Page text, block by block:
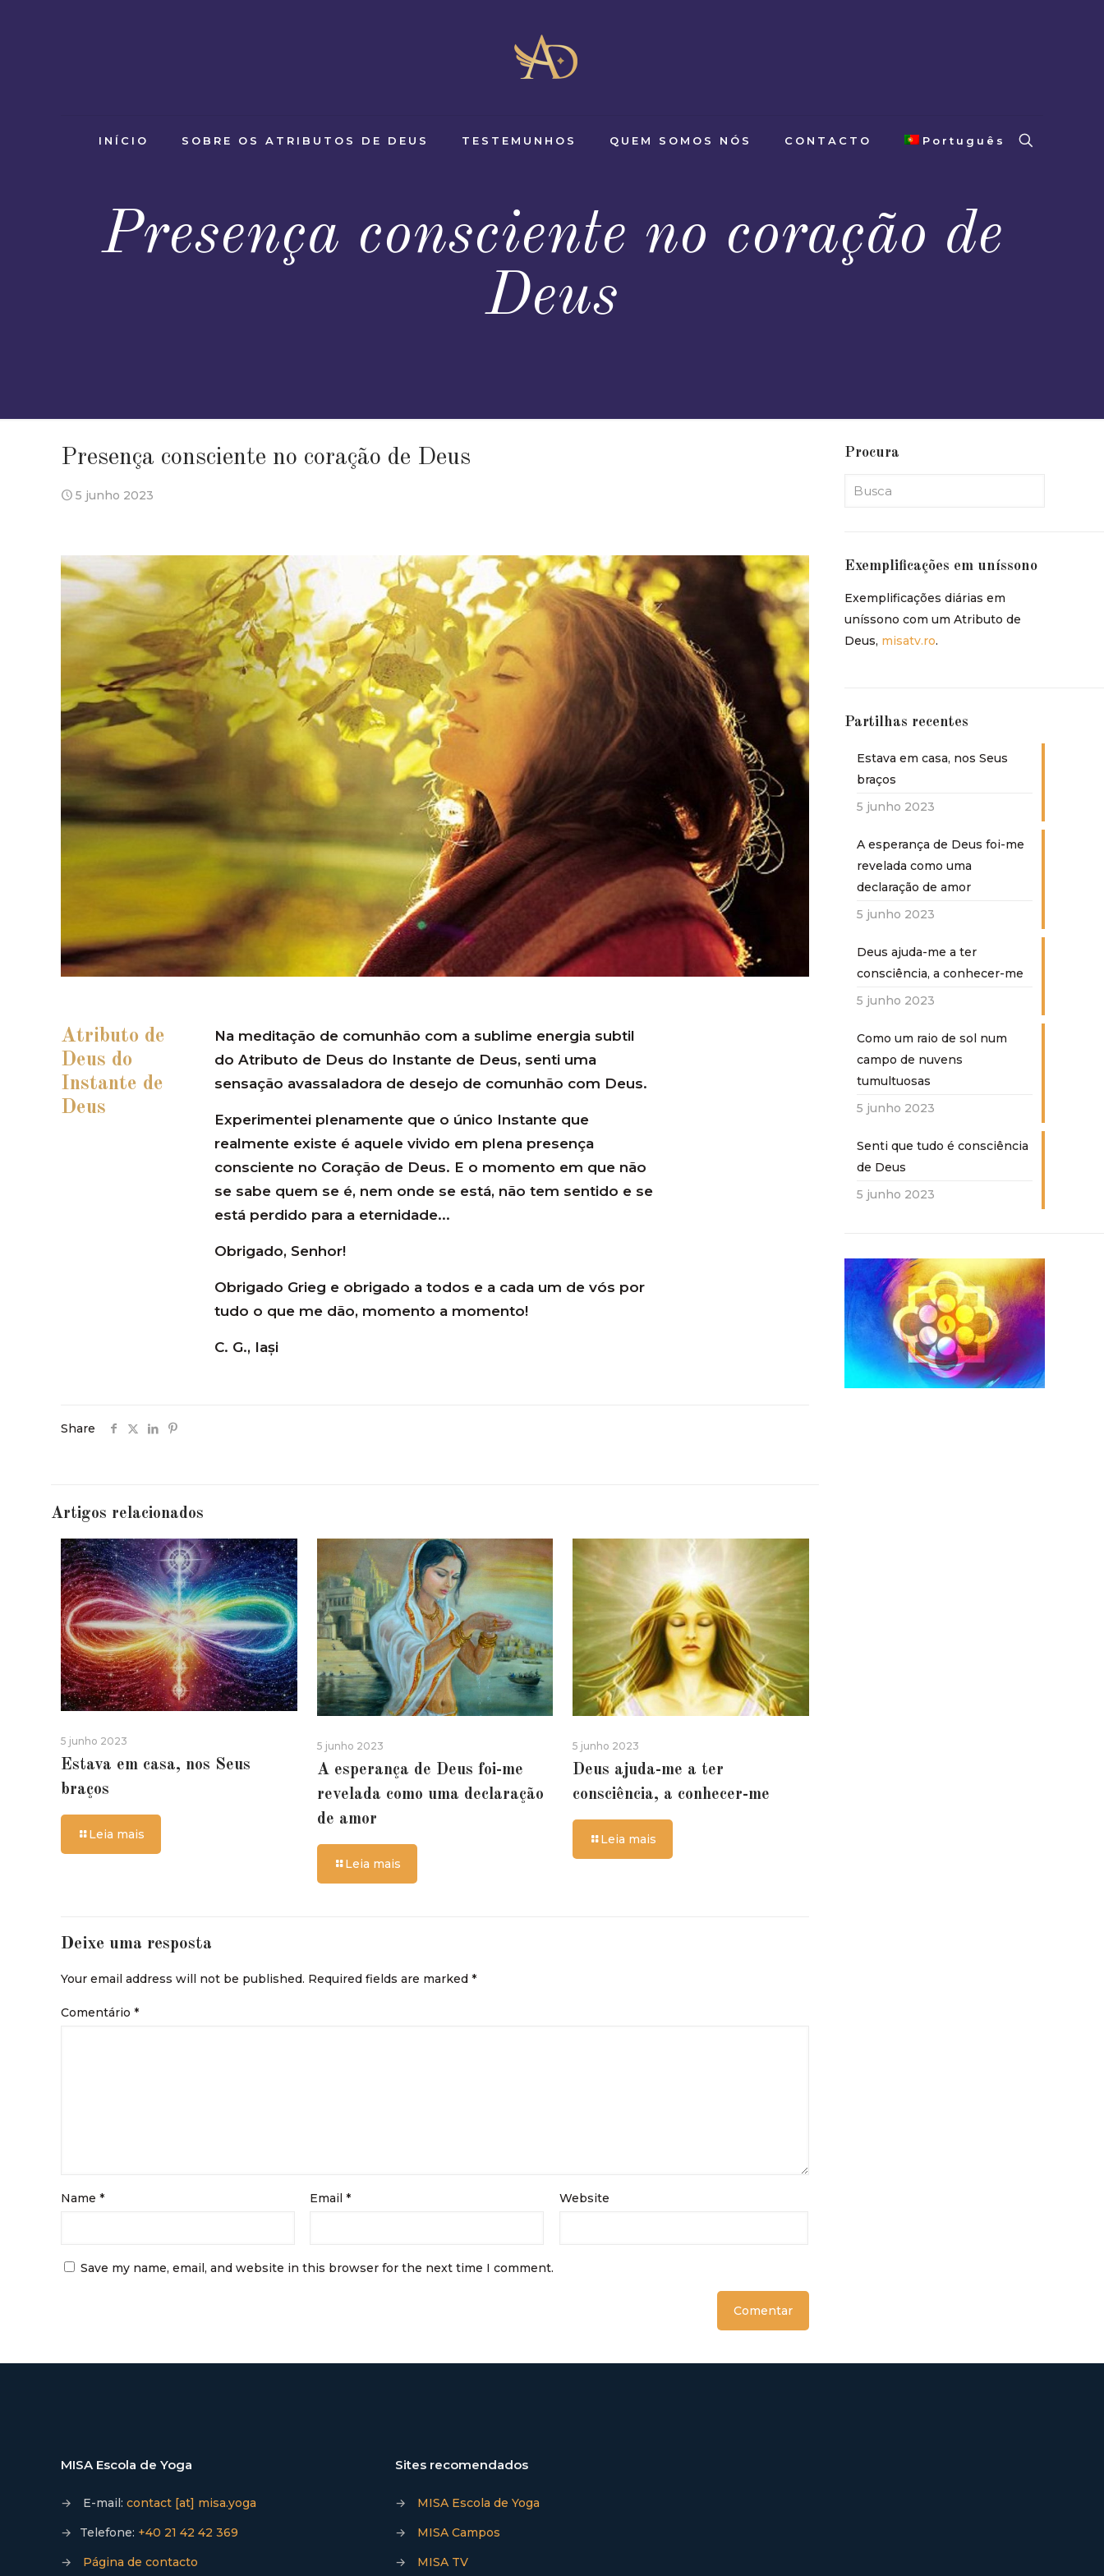
INÍCIO SOBRE OS ATRIBUTOS DE DEUS TESTEMUNHOS QUEM SOMOS NÓS CONTACTO Português
Presença consciente no coração de
Deus
Presença consciente no coração de Deus
5 junho 2023
Atributo de
Deus do
Instante de
Deus
Na meditação de comunhão com a sublime energia subtil
do Atributo de Deus do Instante de Deus, senti uma
sensação avassaladora de desejo de comunhão com Deus.
Experimentei plenamente que o único Instante que
realmente existe é aquele vivido em plena presença
consciente no Coração de Deus. E o momento em que não
se sabe quem se é, nem onde se está, não tem sentido e se
está perdido para a eternidade...
Obrigado, Senhor!
Obrigado Grieg e obrigado a todos e a cada um de vós por
tudo o que me dão, momento a momento!
C. G., Iași
Share
Artigos relacionados
5 junho 2023
Estava em casa, nos Seus
braços
Leia mais
5 junho 2023
A esperança de Deus foi-me
revelada como uma declaração
de amor
Leia mais
5 junho 2023
Deus ajuda-me a ter
consciência, a conhecer-me
Leia mais
Deixe uma resposta
Your email address will not be published. Required fields are marked *
Comentário *
Name * Email* Website
Save my name, email, and website in this browser for the next time I comment.
Procura
Exemplificações em uníssono
Exemplificações diárias em
uníssono com um Atributo de
Deus, misatv.ro.
Partilhas recentes
Estava em casa, nos Seus
braços
5 junho 2023
A esperança de Deus foi-me
revelada como uma
declaração de amor
5 junho 2023
Deus ajuda-me a ter
consciência, a conhecer-me
5 junho 2023
Como um raio de sol num
campo de nuvens
tumultuosas
5 junho 2023
Senti que tudo é consciência
de Deus
5 junho 2023
MISA Escola de Yoga
→ E-mail: contact [at] misa.yoga
→
Telefone: +40 21 42 42 369
→
Página de contacto
Sites recomendados
→
MISA Escola de Yoga
→
MISA Campos
→
MISA TV